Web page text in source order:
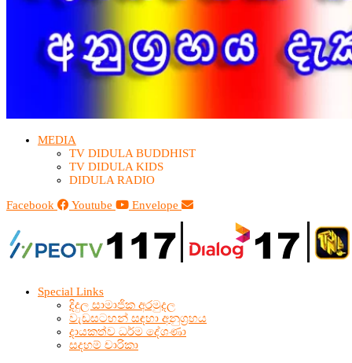
MEDIA
TV DIDULA BUDDHIST​
TV DIDULA KIDS
DIDULA RADIO
Facebook
Youtube Envelope
Special Links
දිදුල සාමාජික අරමුදල
වැඩසටහන් සඳහා අනුග්‍රහය
දායකත්ව ධර්ම දේශණා
සදහම් චාරිකා